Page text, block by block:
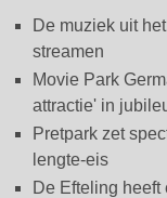
De muziek uit
streamen
Movie Park
attractie' in
Pretpark zet
lengte-eis
De Efteling